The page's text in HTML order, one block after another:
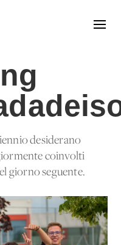
desiderano
coinvolti
giorno seguente.